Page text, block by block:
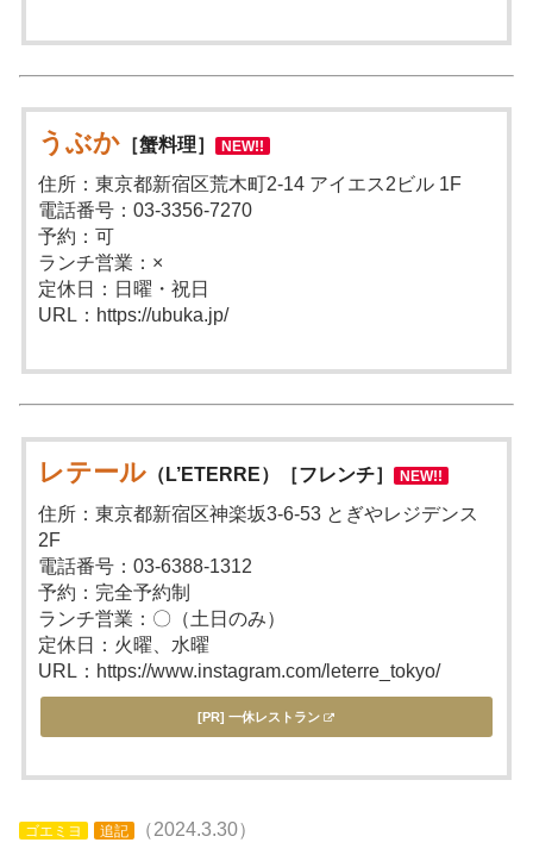
うぶか ［蟹料理］ NEW!!
住所：東京都新宿区荒木町2-14 アイエス2ビル 1F
電話番号：03-3356-7270
予約：可
ランチ営業：×
定休日：日曜・祝日
URL：https://ubuka.jp/
レテール （L’ETERRE）［フレンチ］ NEW!!
住所：東京都新宿区神楽坂3-6-53 とぎやレジデンス
2F
電話番号：03-6388-1312
予約：完全予約制
ランチ営業：〇（土日のみ）
定休日：火曜、水曜
URL：https://www.instagram.com/leterre_tokyo/
[PR] 一休レストラン
ゴエミヨ 追記
（2024.3.30）